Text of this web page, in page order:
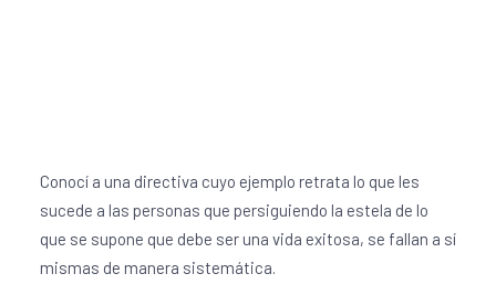
Conocí a una directiva cuyo ejemplo retrata lo que les
sucede a las personas que persiguiendo la estela de lo
que se supone que debe ser una vida exitosa, se fallan a sí
mismas de manera sistemática.